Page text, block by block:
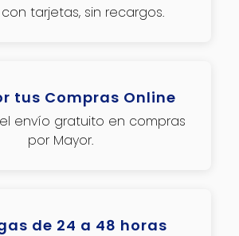
tarjetas, sin recargos.
tus Compras Online
envío gratuito en compras
por Mayor.
de 24 a 48 horas